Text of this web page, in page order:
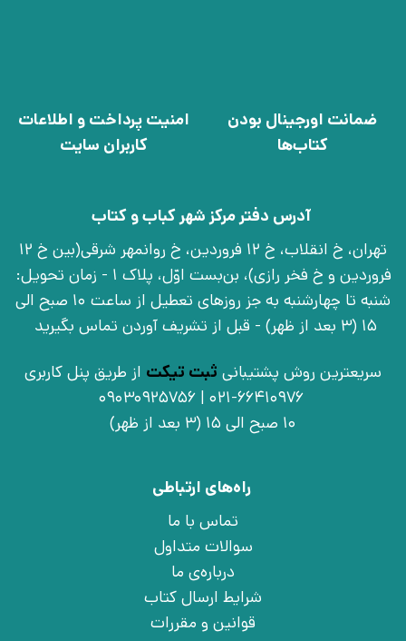
ضمانت اورجینال بودن
کتاب‌ها
امنیت پرداخت و اطلاعات
کاربران سایت
آدرس دفتر مرکز شهر کباب و کتاب
تهران، خ انقلاب، خ 12 فروردین، خ روانمهر شرقی(بین خ 12
فروردین و خ فخر رازی)، بن‌بست اوّل، پلاک 1 - زمان تحویل:
شنبه تا چهارشنبه به جز روزهای تعطیل از ساعت 10 صبح الی
15 (3 بعد از ظهر) - قبل از تشریف آوردن تماس بگیرید
سریعترین روش پشتیبانی ثبت تیکت از طریق پنل کاربری
021-66410976 | 09030925756
10 صبح الی 15 (3 بعد از ظهر)
راه‌های ارتباطی
تماس با ما
سوالات متداول
درباره‌ی ما
شرایط ارسال کتاب
قوانین و مقررات